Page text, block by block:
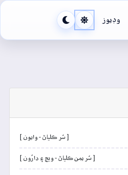
وڊيوز
[ سُر ڪلياڻ - وايون ]
[ سُر يمن ڪلياڻ - ويڄ ۽ دارُون ]